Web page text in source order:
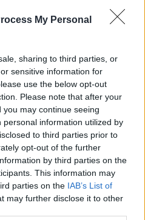
My Personal
sharing to third parties, or
sensitive information for
use the below opt-out
Please note that after your
may continue seeing
information utilized by
to third parties prior to
opt-out of the further
by third parties on the
This information may
parties on the IAB’s List of
may further disclose it to other